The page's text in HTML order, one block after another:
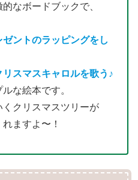
なボードブックで、
ントのラッピングをし
スマスキャロルを歌う♪
な絵本です。
クリスマスツリーが
ますよ〜！